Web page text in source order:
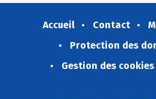
Accueil Contact
Protection des
Gestion des cookies